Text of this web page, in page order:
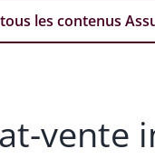
les contenus
vente